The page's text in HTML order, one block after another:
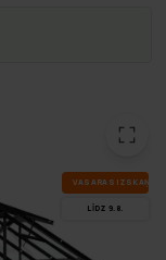
VA­SA­RAS IZ­SKA­ŅA
LĪDZ 9.8.